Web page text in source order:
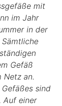
mit
im Jahr
in der
Gefäß
Netz an.
sind
Auf einer